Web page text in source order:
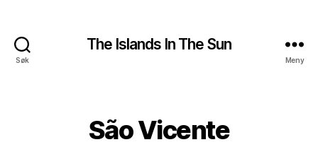
Søk
The Islands In The Sun
Meny
São Vicente